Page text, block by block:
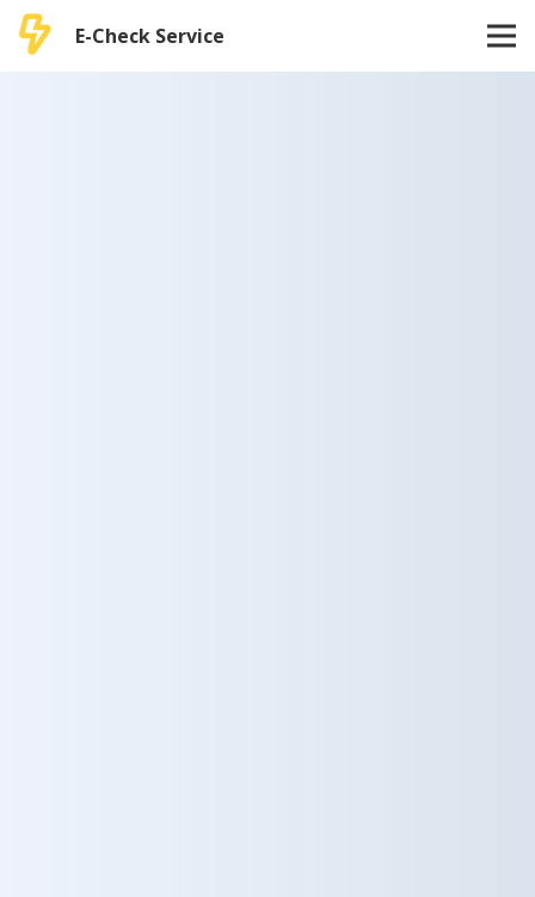
E-Check Service